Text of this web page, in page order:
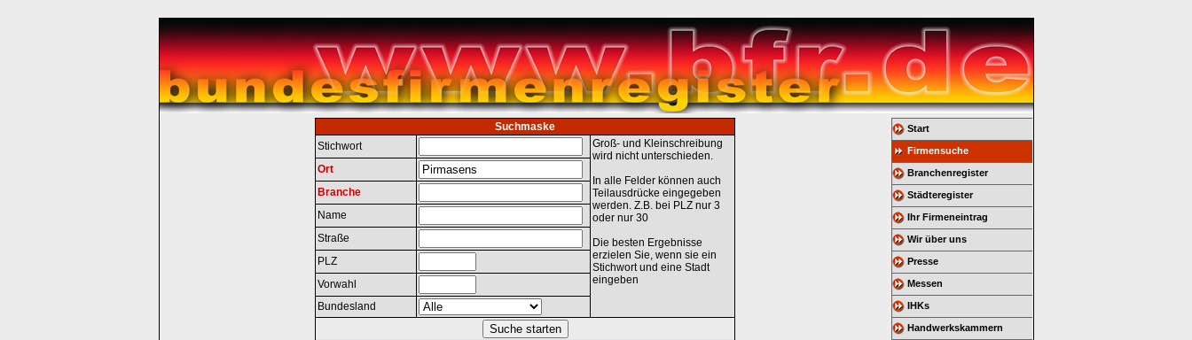
Suchmaske
Stichwort
Groß- und Kleinschreibung
wird nicht unterschieden.
In alle Felder können auch
Teilausdrücke eingegeben
werden. Z.B. bei PLZ nur 3
oder nur 30
Die besten Ergebnisse
erzielen Sie, wenn sie ein
Stichwort und eine Stadt
eingeben
Ort
Branche
Name
Straße
PLZ
Vorwahl
Bundesland
Start
Firmensuche
Branchenregister
Städteregister
Ihr Firmeneintrag
Wir über uns
Presse
Messen
IHKs
Handwerkskammern